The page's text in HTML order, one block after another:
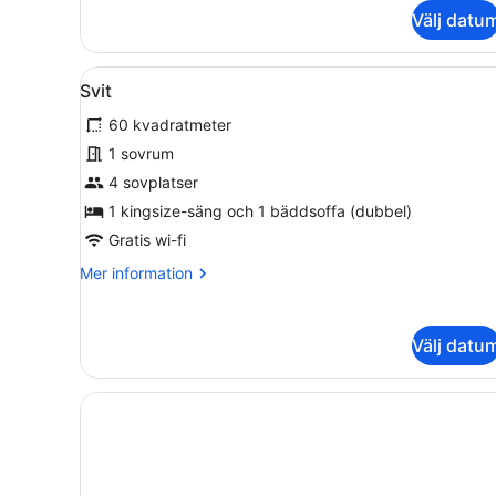
Single
Room
Välj
Öppna
alla
foton
för
Svit
Ett hotellrum med en
4
Svit
60 kvadratmeter
1 sovrum
4 sovplatser
1 kingsize-säng och 1 bäddsoffa (dubbel)
Gratis wi-fi
Mer information
Mer
Välj